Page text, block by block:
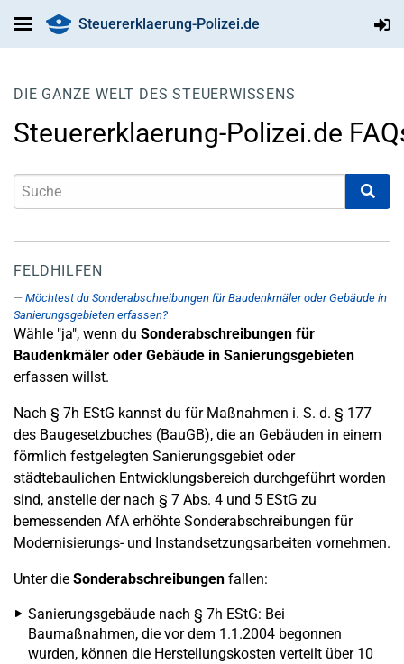
Steuererklaerung-Polizei.de
DIE GANZE WELT DES STEUERWISSENS
Steuererklaerung-Polizei.de
FELDHILFEN
Möchtest du Sonderabschreibungen für Baudenkmäler oder Gebäude in
Sanierungsgebieten erfassen?
Wähle "ja", wenn du Sonderabschreibungen für
Baudenkmäler oder Gebäude in Sanierungsgebieten
erfassen willst.
Nach § 7h EStG kannst du für Maßnahmen i. S. d. § 177
des Baugesetzbuches (BauGB), die an Gebäuden in einem
förmlich festgelegten Sanierungsgebiet oder
städtebaulichen Entwicklungsbereich durchgeführt worden
sind, anstelle der nach § 7 Abs. 4 und 5 EStG zu
bemessenden AfA erhöhte Sonderabschreibungen für
Modernisierungs- und Instandsetzungsarbeiten vornehmen.
Unter die Sonderabschreibungen fallen:
Sanierungsgebäude nach § 7h EStG: Bei
Baumaßnahmen, die vor dem 1.1.2004 begonnen
wurden, können die Herstellungskosten verteilt über 10